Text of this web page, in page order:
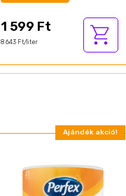
1 599 Ft
8 643 Ft/liter
Ajándék akció!